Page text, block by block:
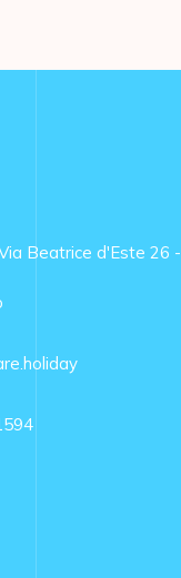
Beatrice d'Este 26 -